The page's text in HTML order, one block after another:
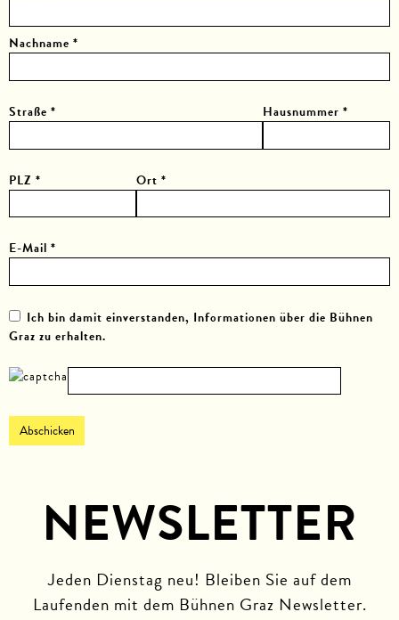
Nachname *
Straße * Hausnummer *
PLZ * Ort *
E-Mail *
Ich bin damit einverstanden, Informationen über die Bühnen
Graz zu erhalten.
NEWSLETTER
Jeden Dienstag neu! Bleiben Sie auf dem
Laufenden mit dem Bühnen Graz Newsletter.